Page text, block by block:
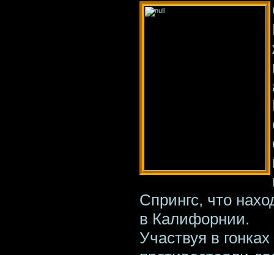
Спрингс, что
в Калифорнии.
Участвуя в